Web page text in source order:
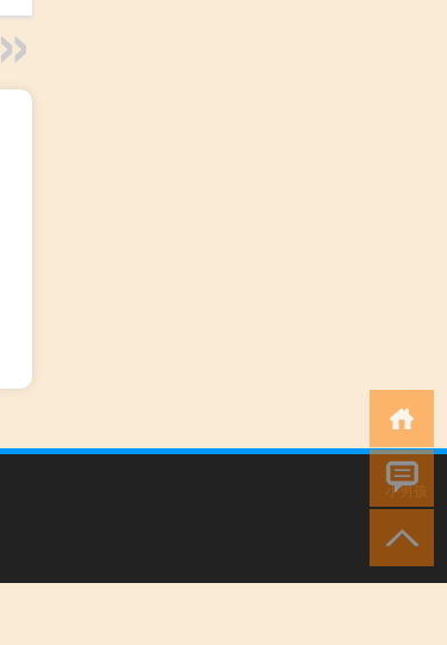
小男孩